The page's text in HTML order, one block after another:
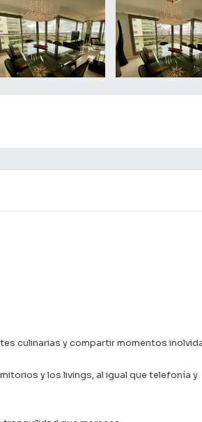
culinarias y compartir momentos
y los livings, al igual que telefonía y